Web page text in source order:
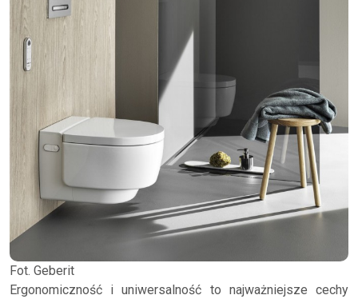
Fot. Geberit
Ergonomiczność i uniwersalność to najważniejsze cechy